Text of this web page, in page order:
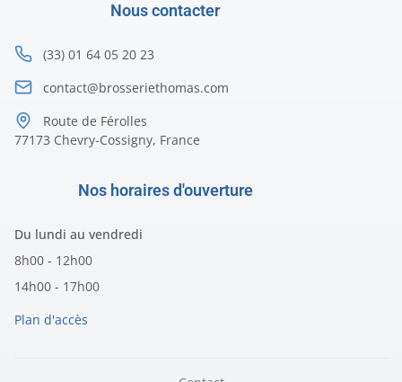
Nous contacter
(33) 01 64 05 20 23
contact@brosseriethomas.com
Route de Férolles
77173 Chevry-Cossigny, France
Nos horaires d'ouverture
Du lundi au vendredi
8h00 - 12h00
14h00 - 17h00
Plan d'accès